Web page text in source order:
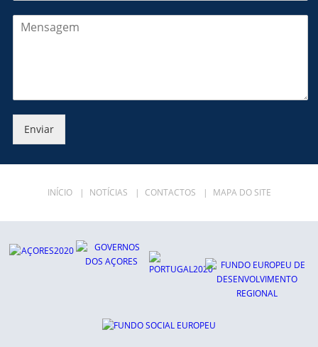
Enviar
INÍCIO | NOTÍCIAS | CONTACTOS | MAPA DO SITE